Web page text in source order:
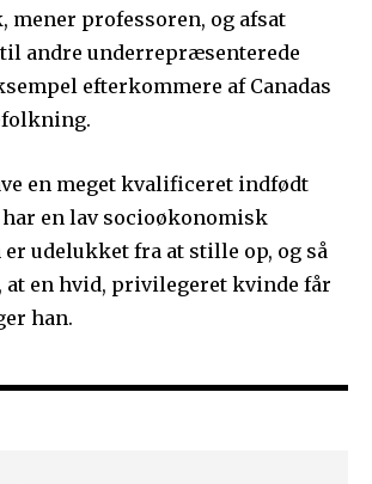
mener professoren, og afsat
andre underrepræsenterede
efterkommere af Canadas
en meget kvalificeret indfødt
en lav socioøkonomisk
er udelukket fra at stille op, og så
at en hvid, privilegeret kvinde får
han.